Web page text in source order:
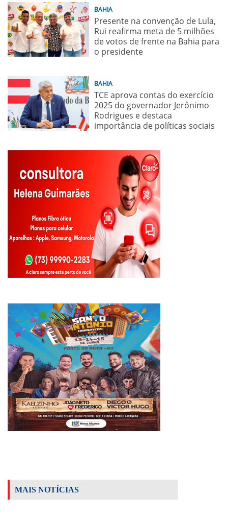
BAHIA
Presente na convenção de Lula,
Rui reafirma meta de 5 milhões
de votos de frente na Bahia para
o presidente
BAHIA
TCE aprova contas do exercício
2025 do governador Jerônimo
Rodrigues e destaca
importância de políticas sociais
MAIS NOTÍCIAS